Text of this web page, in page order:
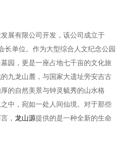
展有限公司开发，该公司成立于
长单位。作为大型综合人文纪念公园
园，更是一座占地七千亩的文化旅
九龙山麓，与国家大遗址旁安吉古
的自然美景与钟灵毓秀的山水格
中，宛如一处人间仙境。对于那些
， 龙山源提供的是一种全新的生命